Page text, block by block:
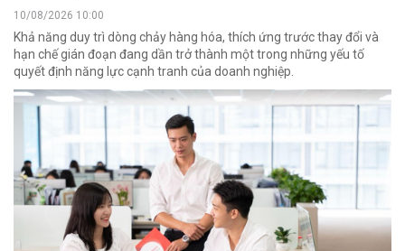
10/08/2026 10:00
Khả năng duy trì dòng chảy hàng hóa, thích ứng trước thay đổi và
hạn chế gián đoạn đang dần trở thành một trong những yếu tố
quyết định năng lực cạnh tranh của doanh nghiệp.